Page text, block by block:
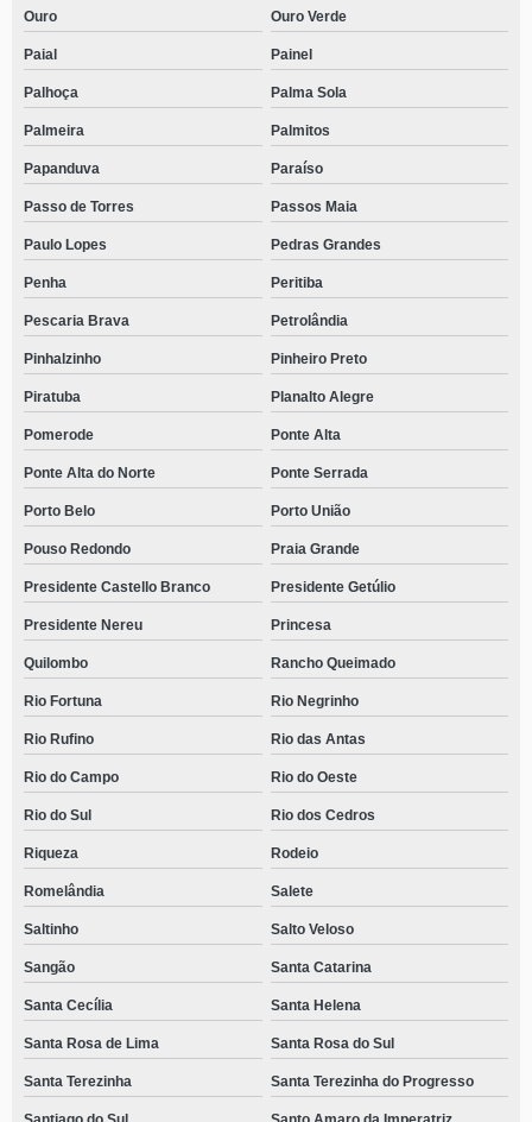
Ouro Ouro Verde
Paial Painel
Palhoça Palma Sola
Palmeira Palmitos
Papanduva Paraíso
Passo de Torres Passos Maia
Paulo Lopes Pedras Grandes
Penha Peritiba
Pescaria Brava Petrolândia
Pinhalzinho Pinheiro Preto
Piratuba Planalto Alegre
Pomerode Ponte Alta
Ponte Alta do Norte Ponte Serrada
Porto Belo Porto União
Pouso Redondo Praia Grande
Presidente Castello Branco Presidente Getúlio
Presidente Nereu Princesa
Quilombo Rancho Queimado
Rio Fortuna Rio Negrinho
Rio Rufino Rio das Antas
Rio do Campo Rio do Oeste
Rio do Sul Rio dos Cedros
Riqueza Rodeio
Romelândia Salete
Saltinho Salto Veloso
Sangão Santa Catarina
Santa Cecília Santa Helena
Santa Rosa de Lima Santa Rosa do Sul
Santa Terezinha Santa Terezinha do Progresso